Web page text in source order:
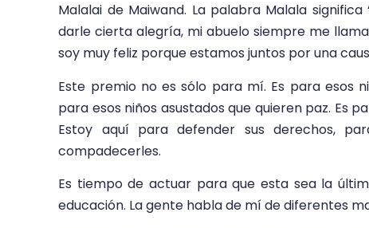
Malalai de Maiwand. La palabra Malala
darle cierta alegría, mi abuelo siempre me
soy muy feliz porque estamos juntos por una
Este premio no es sólo para mí. Es para esos
para esos niños asustados que quieren paz. Es
Estoy aquí para defender sus derechos,
compadecerles.
Es tiempo de actuar para que esta sea la
educación. La gente habla de mí de diferentes